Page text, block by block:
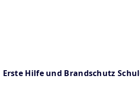
Erste Hilfe und Brandschutz